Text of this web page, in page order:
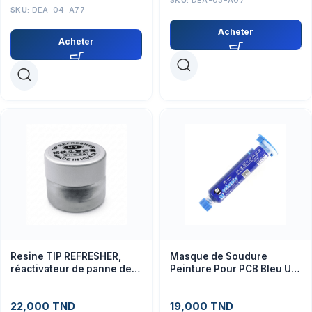
SKU: DEA-04-A77
Acheter
Acheter
Resine TIP REFRESHER,
réactivateur de panne de
22,000 TND
Masque de Soudure
Peinture Pour PCB Bleu UV
19,000 TND